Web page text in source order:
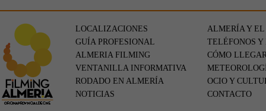
LOCALIZACIONES
GUÍA PROFESIONAL
ALMERIA FILMING
VENTANILLA INFORMATIVA
RODADO EN ALMERÍA
NOTICIAS
ALMERÍA Y EL
TELÉFONOS Y
CÓMO
OCIO Y
CONTACTO